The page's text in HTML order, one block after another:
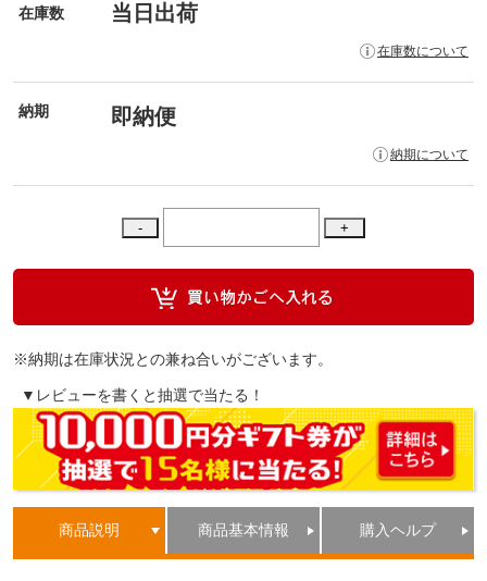
在庫数 当日出荷
在庫数について
納期 即納便
納期について
※納期は在庫状況との兼ね合いがございます。
▼レビューを書くと抽選で当たる！
商品説明 商品基本情報 購入ヘルプ